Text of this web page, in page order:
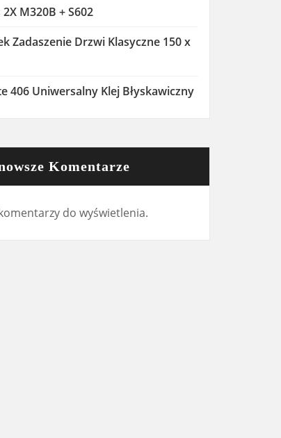
M320B + S602
Zadaszenie Drzwi Klasyczne 150 x
406 Uniwersalny Klej Błyskawiczny
Komentarze
do wyświetlenia.